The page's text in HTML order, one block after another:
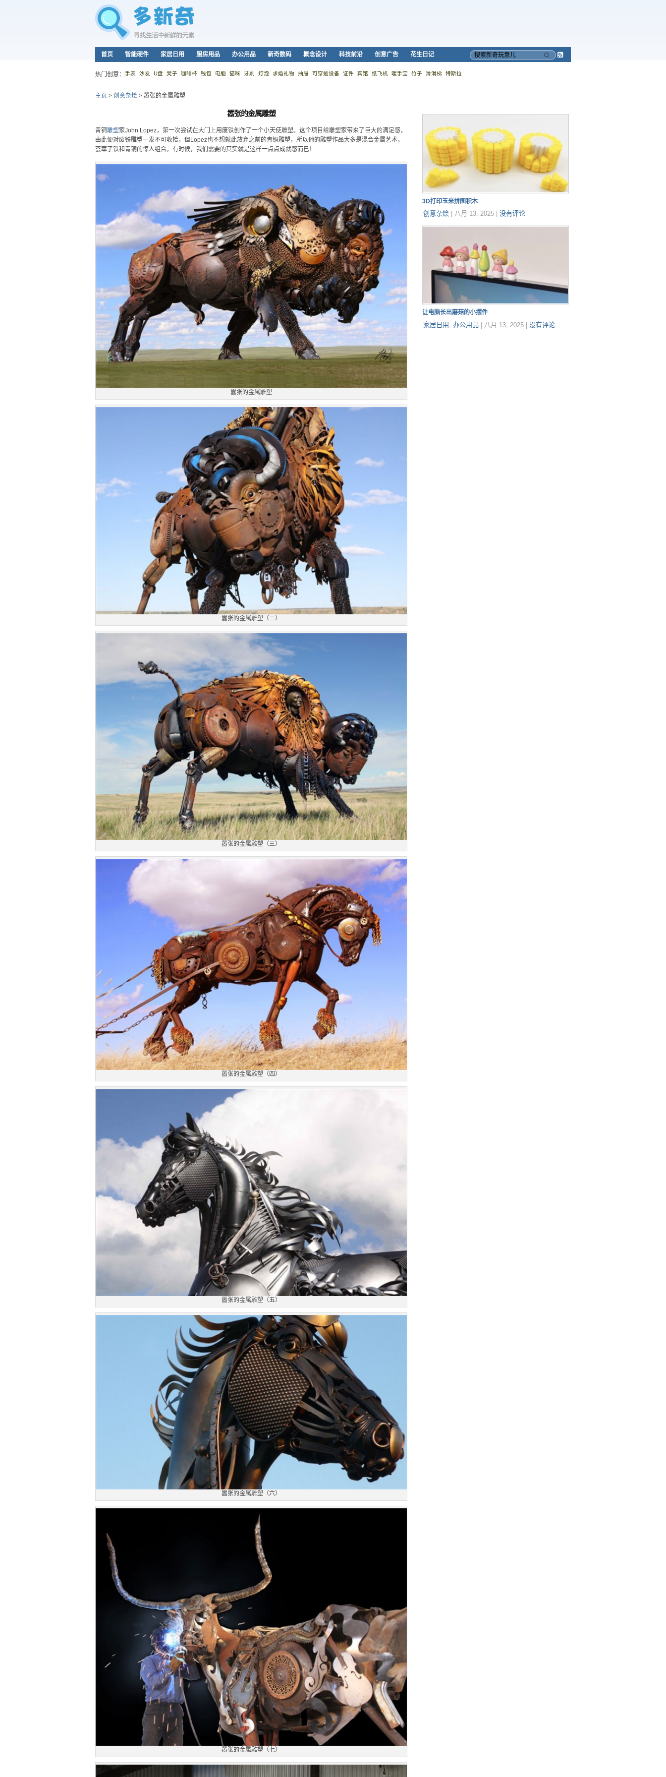
首页 智能硬件 家居日用 厨房用品 办公用品 新奇数码 概念设计 科技前沿 创意广告 花生日记
Subscribe
搜
热门创意： 手表 沙发 U盘 凳子 咖啡杯 钱包 电脑 猫咪 牙刷 灯泡 求婚礼物 抽屉 可穿戴设备 证件 宾馆 纸飞机 暖手宝 竹子 滑滑梯 特斯拉
主页 > 创意杂烩 > 嚣张的金属雕塑
嚣张的金属雕塑
青铜雕塑家John Lopez，第一次尝试在大门上用废铁创作了一个小天使雕塑。这个项目给雕塑家带来了巨大的满足感，
由此便对废铁雕塑一发不可收拾，但Lopez也不想就此放弃之前的青铜雕塑，所以他的雕塑作品大多是混合金属艺术，
荟萃了铁和青铜的惊人组合。有时候，我们需要的其实就是这样一点点成就感而已！
嚣张的金属雕塑
嚣张的金属雕塑（二）
嚣张的金属雕塑（三）
嚣张的金属雕塑（四）
嚣张的金属雕塑（五）
嚣张的金属雕塑（六）
嚣张的金属雕塑（七）
3D打印玉米拼图积木
创意杂烩 八月 13, 2025 没有评论
让电脑长出蘑菇的小摆件
家居日用 办公用品 八月 13, 2025 没有评论